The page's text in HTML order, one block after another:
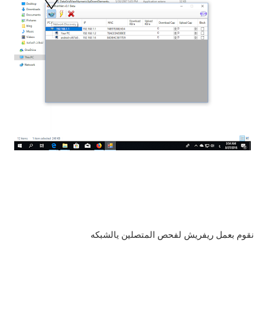
نقوم بعمل ريفريش لفحص المتصلين يالشبكه